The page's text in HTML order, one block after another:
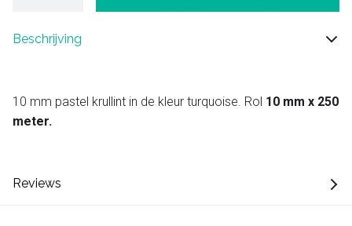
Beschrijving
10 mm pastel krullint in de kleur turquoise. Rol 10 mm x 250
meter.
Reviews